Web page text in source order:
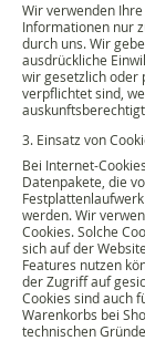
Wir verwenden
Informationen nur
durch uns. Wir
ausdrückliche
wir gesetzlich oder
verpflichtet sind,
3. Einsatz von
Bei Internet-
Datenpakete, die
werden. Wir
Cookies. Solche
sich auf der
Features nutzen
der Zugriff auf
Cookies sind auch
Warenkorbs bei
technischen